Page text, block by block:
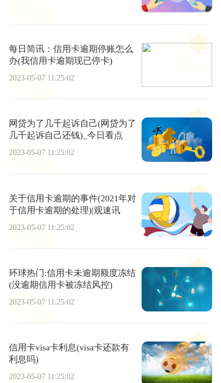
每日简讯：信用卡逾期停账怎么
办(我信用卡逾期现已停卡)
2023-05-07 11:25:02
网贷为了几千起诉自己(网贷为了
几千起诉自己还钱)_今日看点
2023-05-07 11:25:02
关于信用卡逾期的事件(2021年对
于信用卡逾期的处理)|观速讯
2023-05-07 11:25:02
环球热门:信用卡未逾期额度冻结
(没逾期信用卡被冻结风控)
2023-05-07 11:25:02
信用卡visa卡利息(visa卡还款有
利息吗)
2023-05-07 11:25:02